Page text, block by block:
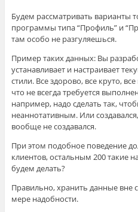
Будем рассматривать варианты
программы типа “Профиль” и
там особо не разгуляешься.
Пример таких данных: Вы
устанавливает и настраивает
стили. Все здорово, все круто,
что не всегда требуется
например, надо сделать так,
неаннотативным. Или
вообще не создавался.
При этом подобное поведение
клиентов, остальным 200 такие
будем делать?
Правильно, хранить данные вне
мере надобности.